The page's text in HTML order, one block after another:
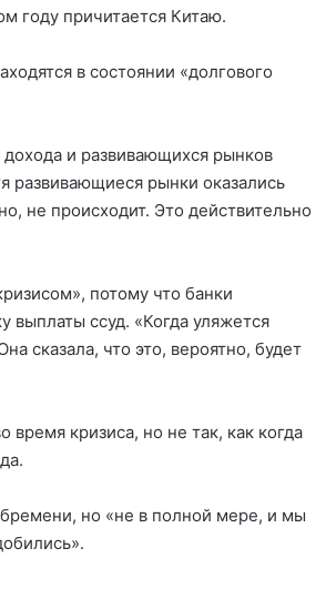
году причитается Китаю.
в состоянии «долгового
и развивающихся рынков
развивающиеся рынки оказались
не происходит. Это действительно
потому что банки
выплаты ссуд. «Когда уляжется
сказала, что это, вероятно, будет
кризиса, но не так, как когда
бремени, но «не в полной мере, и мы